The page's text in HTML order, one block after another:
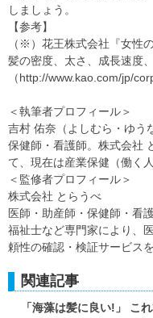
しましょう。
【参考】
（※）花王株式会社『女性
髪の密度、太さ、成長速度
（http://www.kao.com/jp/
＜執筆者プロフィール＞
吉村 佑奈（よしむら・ゆう
保健師・看護師。株式会社
て、現在は産業保健（働く
＜監修者プロフィール＞
株式会社 とらうべ
医師・助産師・保健師・看
福祉士など専門家により、
頼性の確認・検証サービス
関連記事
「海藻は髪に良い!」 こ